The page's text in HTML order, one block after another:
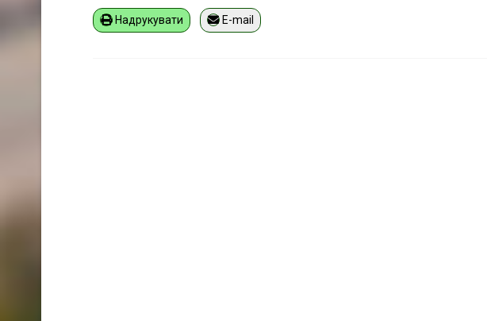
Надрукувати E-mail